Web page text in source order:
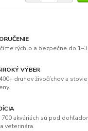
rýchlo a bezpečne do
VÝBER
druhov živočíchov a
700 akváriách sú pod
veterinára.